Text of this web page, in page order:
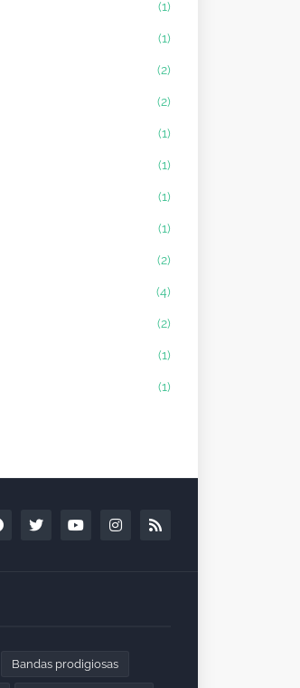
(1)
(1)
(2)
(2)
(1)
(1)
(1)
(1)
(2)
(4)
(2)
(1)
(1)
Bandas prodigiosas